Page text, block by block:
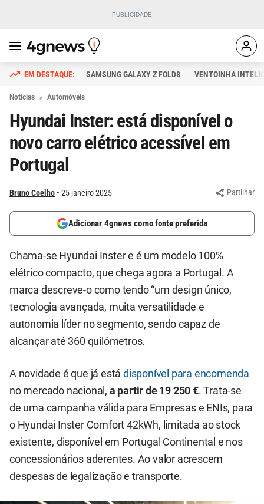
SAMSUNG GALAXY Z FOLD8 VENTOINHA
Notícias Automóveis
Hyundai Inster: está disponível o
novo carro elétrico acessível em
Portugal
Bruno Coelho 25 janeiro 2025 Partilhar
Adicionar 4gnews como fonte preferida
Chama-se Hyundai Inster e é um modelo 100%
elétrico compacto, que chega agora a Portugal. A
marca descreve-o como tendo “um design único,
tecnologia avançada, muita versatilidade e
autonomia líder no segmento, sendo capaz de
alcançar até 360 quilómetros.
A novidade é que já estádisponível para encomenda
no mercado nacional, a partir de 19 250 €. Trata-se
de uma campanha válida para Empresas e ENIs, para
o Hyundai Inster Comfort 42kWh, limitada ao stock
existente, disponível em Portugal Continental e nos
concessionários aderentes. Ao valor acrescem
despesas de legalização e transporte.